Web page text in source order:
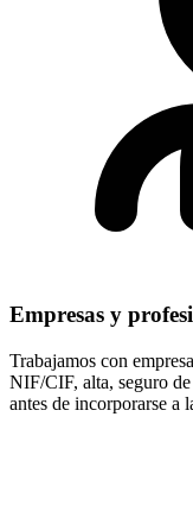
Empresas y
Trabajamos con
NIF/CIF, alta, seguro
antes de incorporarse a